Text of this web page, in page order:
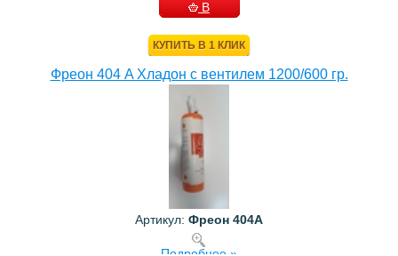
В
КУПИТЬ В 1 КЛИК
Фреон 404 A Хладон с вентилем 1200/600 гр.
Артикул: Фреон 404A